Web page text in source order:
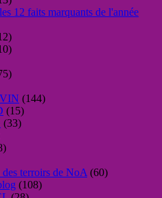
12 faits marquants de l'année
(144)
(15)
(33)
terroirs de NoA (60)
(108)